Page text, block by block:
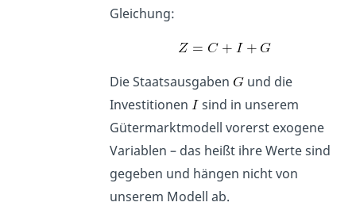
Gleichung:
Die Staatsausgaben
und die
Investitionen
sind in unserem
Gütermarktmodell vorerst exogene
Variablen – das heißt ihre Werte sind
gegeben und hängen nicht von
unserem Modell ab.